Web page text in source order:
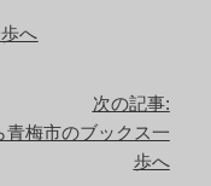
へ
次の記事:
梅市のブックス一
歩へ